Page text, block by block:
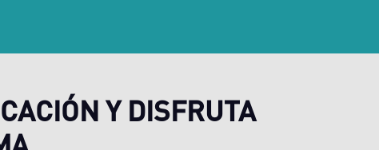
Y DISFRUTA